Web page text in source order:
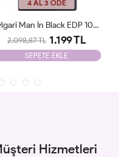
4 AL 3 ÖDE
Chanel Blue De Chanel EDP 100ml Parfüm Man Tester
2.098,87 TL 1.199 TL
SEPETE EKLE
Hizmetleri